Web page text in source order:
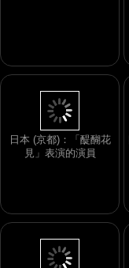
日本 (京都)：「醍醐花
見」表演的演員